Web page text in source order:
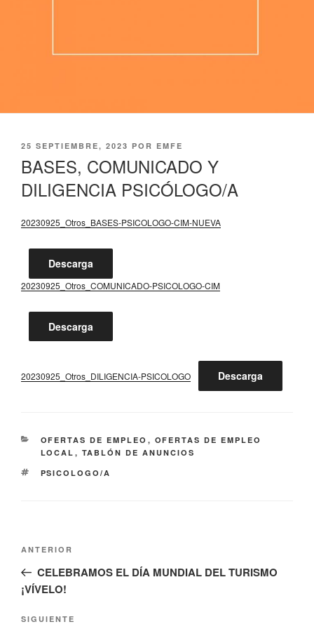
PUBLICADO
25 SEPTIEMBRE, 2023 POR EMFE
BASES, COMUNICADO Y
DILIGENCIA PSICÓLOGO/A
20230925_Otros_BASES-PSICOLOGO-CIM-NUEVA
Descarga
20230925_Otros_COMUNICADO-PSICOLOGO-CIM
Descarga
20230925_Otros_DILIGENCIA-PSICOLOGO Descarga
CATEGORÍAS
OFERTAS DE EMPLEO , OFERTAS DE EMPLEO
LOCAL , TABLÓN DE ANUNCIOS
ETIQUETAS
PSICOLOGO/A
Navegación
entradas
Entrada
anterior:
ANTERIOR
CELEBRAMOS EL DÍA MUNDIAL DEL TURISMO
¡VÍVELO!
Siguiente
SIGUIENTE